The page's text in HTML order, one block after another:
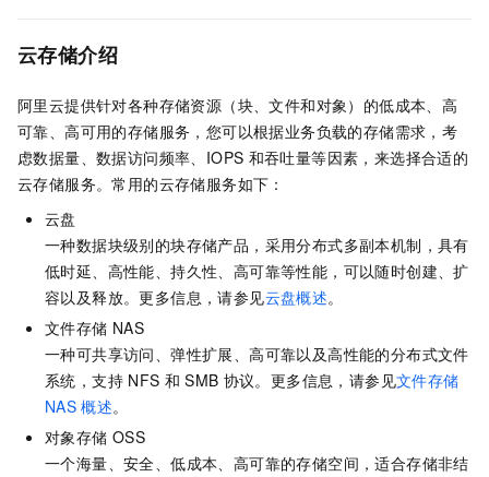
云存储介绍
阿里云提供针对各种存储资源（块、文件和对象）的低成本、高
可靠、高可用的存储服务，您可以根据业务负载的存储需求，考
虑数据量、数据访问频率、IOPS 和吞吐量等因素，来选择合适的
云存储服务。常用的云存储服务如下：
云盘
一种数据块级别的块存储产品，采用分布式多副本机制，具有
低时延、高性能、持久性、高可靠等性能，可以随时创建、扩
容以及释放。更多信息，请参见云盘概述。
文件存储 NAS
一种可共享访问、弹性扩展、高可靠以及高性能的分布式文件
系统，支持 NFS 和 SMB 协议。更多信息，请参见文件存储
NAS 概述。
对象存储 OSS
一个海量、安全、低成本、高可靠的存储空间，适合存储非结